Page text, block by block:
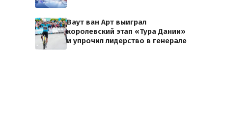
Ваут ван Арт выиграл
королевский этап «Тура Дании»
и упрочил лидерство в генерале